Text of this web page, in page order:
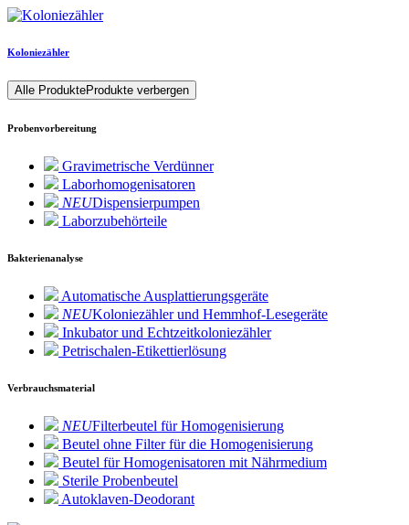
Koloniezähler
Alle ProdukteProdukte verbergen
Probenvorbereitung
Gravimetrische Verdünner
Laborhomogenisatoren
NEUDispensierpumpen
Laborzubehörteile
Bakterienanalyse
Automatische Ausplattierungsgeräte
NEUKoloniezähler und Hemmhof-Lesegeräte
Inkubator und Echtzeitkoloniezähler
Petrischalen-Etikettierlösung
Verbrauchsmaterial
NEUFilterbeutel für Homogenisierung
Beutel ohne Filter für die Homogenisierung
Beutel für Homogenisatoren mit Nährmedium
Sterile Probenbeutel
Autoklaven-Deodorant